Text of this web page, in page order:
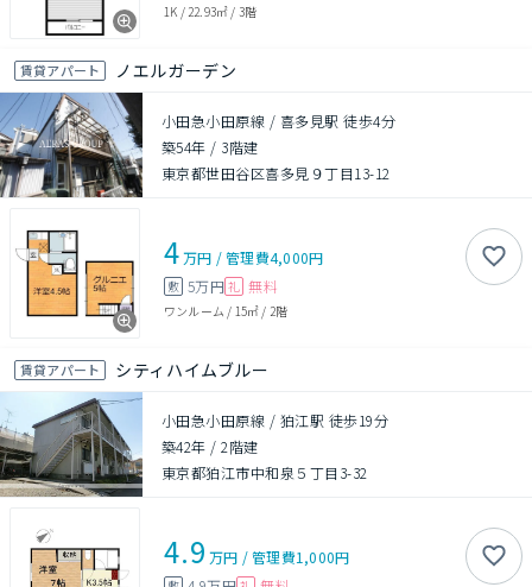
1K / 22.93㎡ / 3階
賃貸アパート ノエルガーデン
小田急小田原線 / 喜多見駅 徒歩4分
築54年 / 3階建
東京都世田谷区喜多見９丁目13-12
4万円 /管理費4,000円
敷 5万円 礼 無料
ワンルーム / 15㎡ / 2階
賃貸アパート シティハイムブルー
小田急小田原線 / 狛江駅 徒歩19分
築42年 /2階建
東京都狛江市中和泉５丁目3-32
4.9 万円 /管理費1,000円